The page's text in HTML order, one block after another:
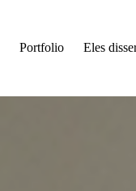
Portfolio Eles